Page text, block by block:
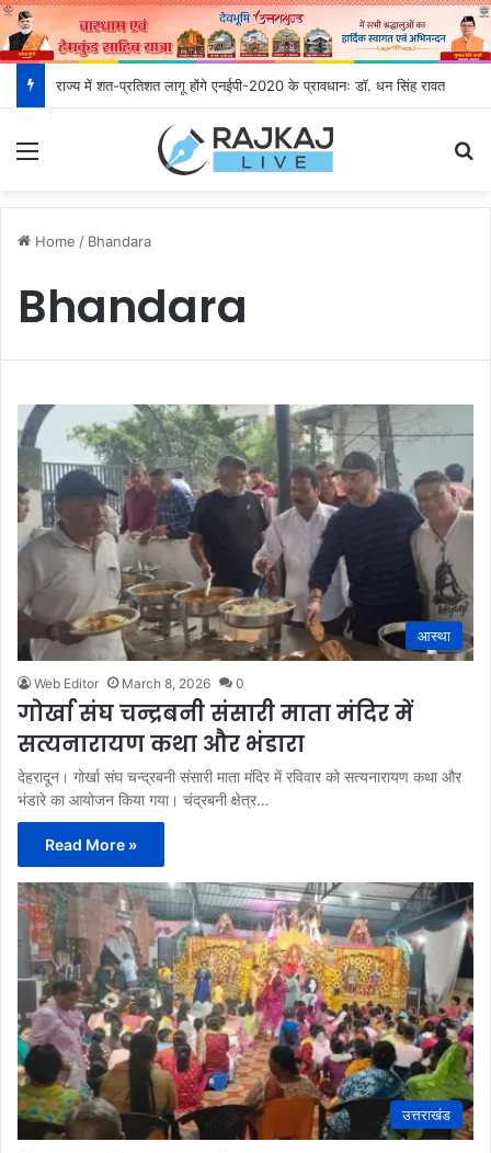
राज्य में शत-प्रतिशत लागू होंगे एनईपी-2020 के प्रावधानः डाॅ. धन सिंह रावत
Home / Bhandara
Bhandara
आस्था
Web Editor March 8, 2026 0
गोर्खा संघ चन्द्रबनी संसारी माता मंदिर में
सत्यनारायण कथा और भंडारा
देहरादून। गोर्खा संघ चन्द्रबनी संसारी माता मंदिर में रविवार को सत्यनारायण कथा और
भंडारे का आयोजन किया गया। चंद्रबनी क्षेत्र…
Read More »
उत्तराखंड